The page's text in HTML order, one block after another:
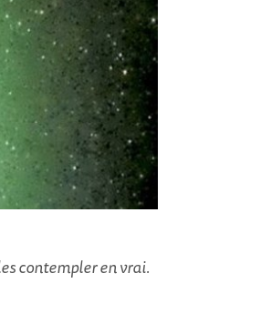
contempler en vrai.